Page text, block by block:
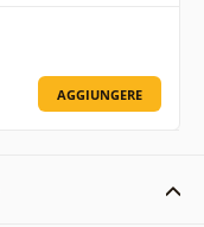
AGGIUNGERE